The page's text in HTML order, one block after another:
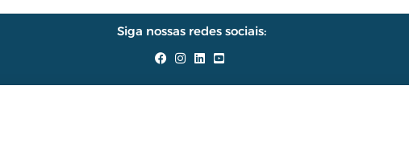
Siga nossas redes sociais: